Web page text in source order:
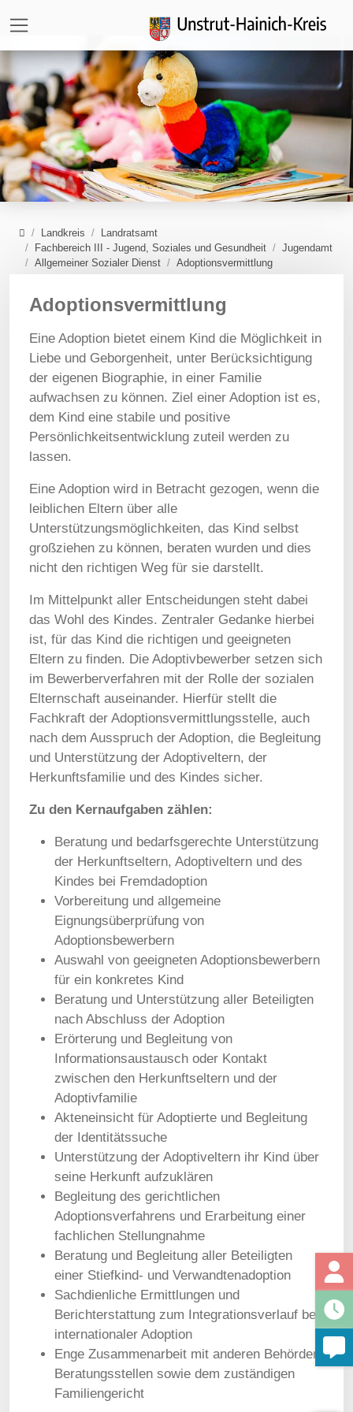
HomeLandkreis
Landratsamt
Fachbereich III - Jugend, Soziales und Gesundheit
Jugendamt
Allgemeiner Sozialer Dienst
Adoptionsvermittlung
Adoptionsvermittlung
Eine Adoption bietet einem Kind die Möglichkeit in
Liebe und Geborgenheit, unter Berücksichtigung
der eigenen Biographie, in einer Familie
aufwachsen zu können. Ziel einer Adoption ist es,
dem Kind eine stabile und positive
Persönlichkeitsentwicklung zuteil werden zu
lassen.
Eine Adoption wird in Betracht gezogen, wenn die
leiblichen Eltern über alle
Unterstützungsmöglichkeiten, das Kind selbst
großziehen zu können, beraten wurden und dies
nicht den richtigen Weg für sie darstellt.
Im Mittelpunkt aller Entscheidungen steht dabei
das Wohl des Kindes. Zentraler Gedanke hierbei
ist, für das Kind die richtigen und geeigneten
Eltern zu finden. Die Adoptivbewerber setzen sich
im Bewerberverfahren mit der Rolle der sozialen
Elternschaft auseinander. Hierfür stellt die
Fachkraft der Adoptionsvermittlungsstelle, auch
nach dem Ausspruch der Adoption, die Begleitung
und Unterstützung der Adoptiveltern, der
Herkunftsfamilie und des Kindes sicher.
Zu den Kernaufgaben zählen:
Beratung und bedarfsgerechte Unterstützung
der Herkunftseltern, Adoptiveltern und des
Kindes bei Fremdadoption
Vorbereitung und allgemeine
Eignungsüberprüfung von
Adoptionsbewerbern
Auswahl von geeigneten Adoptionsbewerbern
für ein konkretes Kind
Beratung und Unterstützung aller Beteiligten
nach Abschluss der Adoption
Erörterung und Begleitung von
Informationsaustausch oder Kontakt
zwischen den Herkunftseltern und der
Adoptivfamilie
Akteneinsicht für Adoptierte und Begleitung
der Identitätssuche
Unterstützung der Adoptiveltern ihr Kind über
seine Herkunft aufzuklären
Begleitung des gerichtlichen
Adoptionsverfahrens und Erarbeitung einer
fachlichen Stellungnahme
Beratung und Begleitung aller Beteiligten
einer Stiefkind- und Verwandtenadoption
Sachdienliche Ermittlungen und
Berichterstattung zum Integrationsverlauf bei
internationaler Adoption
Enge Zusammenarbeit mit anderen Behörden,
Beratungsstellen sowie dem zuständigen
Familiengericht